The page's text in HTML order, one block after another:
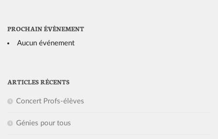
PROCHAIN ÉVÈNEMENT
Aucun événement
ARTICLES RÉCENTS
Concert Profs-élèves
Génies pour tous